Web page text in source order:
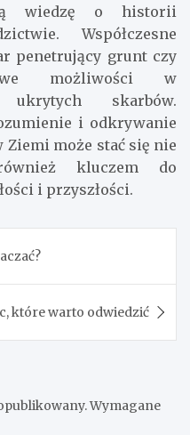
wiedzę o historii
Współczesne
penetrujący grunt czy
możliwości w
skarbów.
i odkrywanie
może stać się nie
kluczem do
i przyszłości.
które warto odwiedzić
Wymagane